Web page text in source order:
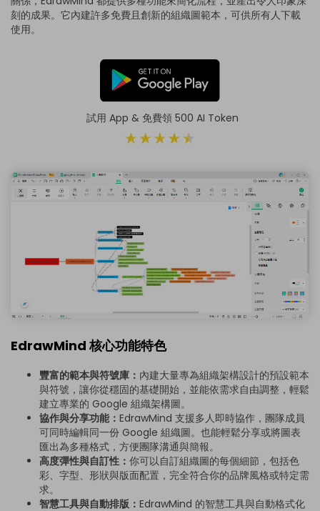
刻的成果。它內建許多免費且創新的組織圖範本，可供所有人下載
使用。
試用 App & 免費領 500 AI Token
EdrawMind 核心功能特色
豐富的範本與符號庫： 內建大量專為組織架構設計的預設範本
與符號，讓你從穩固的基礎開始，並能依需求自由調整，輕鬆
建立專業的 Google 組織架構圖。
協作與分享功能： EdrawMind 支援多人即時協作，團隊成員
可同時編輯同一份 Google 組織圖。也能輕鬆分享或將圖表
匯出為多種格式，方便團隊溝通與簡報。
高度彈性與自訂性： 你可以自訂組織圖的每個細節，包括色
彩、字型、形狀與版面配置，完全符合你的品牌風格或特定需
求。
智慧工具與自動排版： EdrawMind 的智慧工具與自動格式化